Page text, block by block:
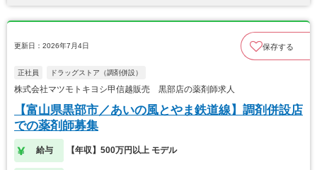
更新日：2026年7月4日 保存する
正社員 ドラッグストア（調剤併設）
株式会社マツモトキヨシ甲信越販売 黒部店の薬剤師求人
【富山県黒部市／あいの風とやま鉄道線】調剤併設店
での薬剤師募集
給与 【年収】500万円以上 モデル